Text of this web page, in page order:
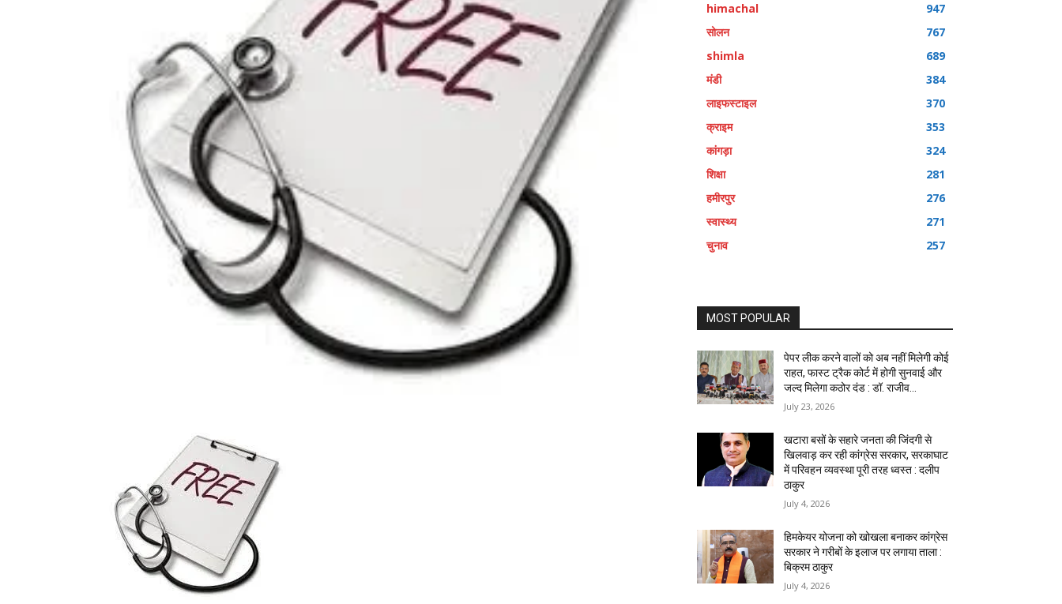
himachal
947
सोलन
767
shimla
689
मंडी
384
लाइफस्टाइल
370
क्राइम
353
कांगड़ा
324
शिक्षा
281
हमीरपुर
276
स्वास्थ्य
271
चुनाव
257
MOST POPULAR
पेपर लीक करने वालों को अब नहीं मिलेगी कोई
राहत, फास्ट ट्रैक कोर्ट में होगी सुनवाई और
जल्द मिलेगा कठोर दंड : डॉ. राजीव...
July 23, 2026
खटारा बसों के सहारे जनता की जिंदगी से
खिलवाड़ कर रही कांग्रेस सरकार, सरकाघाट
में परिवहन व्यवस्था पूरी तरह ध्वस्त : दलीप
ठाकुर
July 4, 2026
हिमकेयर योजना को खोखला बनाकर कांग्रेस
सरकार ने गरीबों के इलाज पर लगाया ताला :
बिक्रम ठाकुर
July 4, 2026